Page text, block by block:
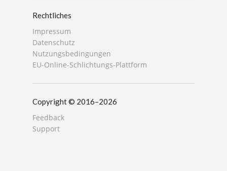
Rechtliches
Impressum
Datenschutz
Nutzungsbedingungen
EU-Online-Schlichtungs-Plattform
Copyright © 2016–2026
Feedback
Support